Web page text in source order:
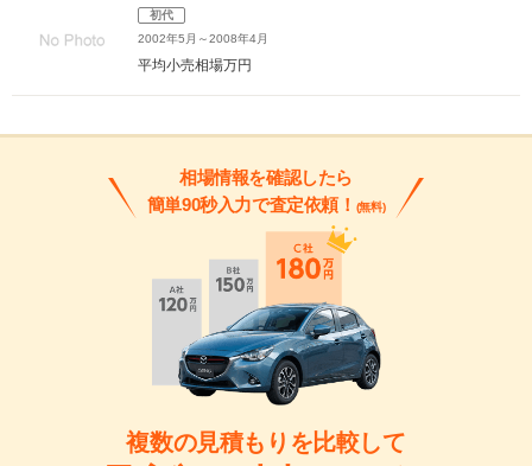
初代
2002年5月～2008年4月
平均小売相場万円
相場情報を確認したら
簡単90秒入力で査定依頼！ (無料)
複数の見積もりを比較して